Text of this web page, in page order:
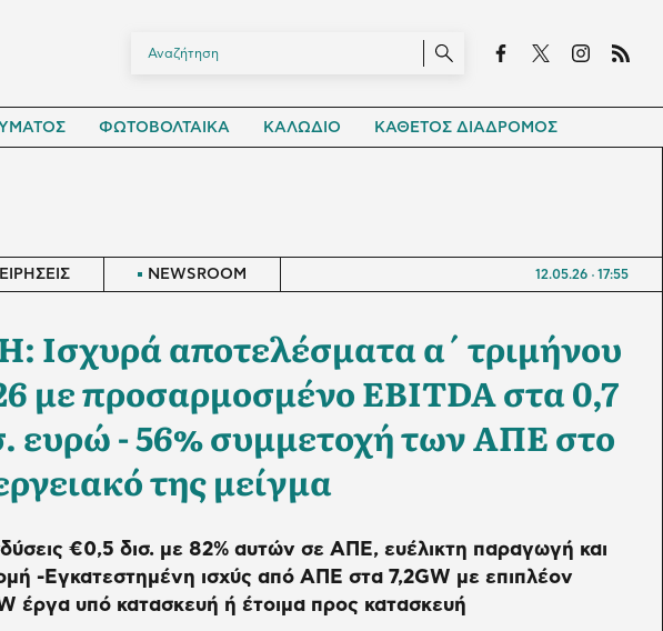
ΦΩΤΟΒΟΛΤΑΙΚΑ ΚΑΛΩΔΙΟ ΚΑΘΕΤΟΣ ΔΙΑΔΡΟΜΟΣ
NEWSROOM 12.05.26 17:55
Ισχυρά αποτελέσματα α΄ τριμήνου
με προσαρμοσμένο EBITDA στα 0,7
ευρώ - 56% συμμετοχή των ΑΠΕ στο
της μείγμα
€0,5 δισ. με 82% αυτών σε ΑΠΕ, ευέλικτη παραγωγή και
-Εγκατεστημένη ισχύς από ΑΠΕ στα 7,2GW με επιπλέον
έργα υπό κατασκευή ή έτοιμα προς κατασκευή